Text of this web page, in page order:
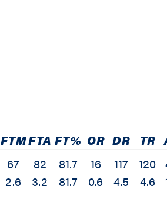
FTMFTA FT% OR DR TR
67
2.6
82
3.2
81.7
81.7
16
0.6
117
4.5
120
4.6